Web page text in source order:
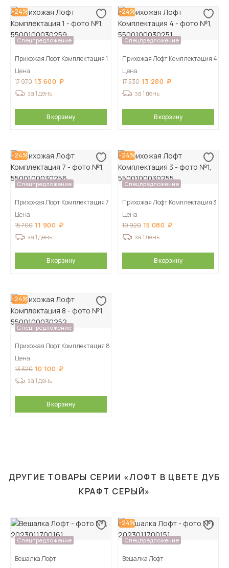
-24%
Спецпредложение
Прихожая Лофт Комплектация 1
Цена
17 970 13 600
за 1 день
В корзину
-24%
Спецпредложение
Прихожая Лофт Комплектация 4
Цена
17 530 13 280
за 1 день
В корзину
-24%
Спецпредложение
Прихожая Лофт Комплектация 7
Цена
15 700 11 900
за 1 день
В корзину
-24%
Спецпредложение
Прихожая Лофт Комплектация 3
Цена
19 920 15 080
за 1 день
В корзину
-24%
Спецпредложение
Прихожая Лофт Комплектация 8
Цена
13 320 10 100
за 1 день
В корзину
ДРУГИЕ ТОВАРЫ СЕРИИ «ЛОФТ В ЦВЕТЕ ДУБ
КРАФТ СЕРЫЙ»
Спецпредложение
Вешалка Лофт
-24%
Спецпредложение
Вешалка Лофт